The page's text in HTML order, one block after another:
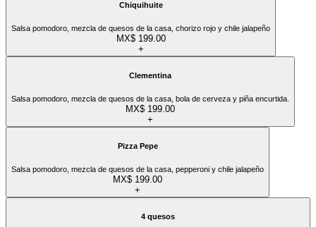
Chiquihuite
Salsa pomodoro, mezcla de quesos de la casa, chorizo rojo y chile jalapeño
MX$ 199.00
+
Clementina
Salsa pomodoro, mezcla de quesos de la casa, bola de cerveza y piña encurtida.
MX$ 199.00
+
Pizza Pepe
Salsa pomodoro, mezcla de quesos de la casa, pepperoni y chile jalapeño
MX$ 199.00
+
4 quesos